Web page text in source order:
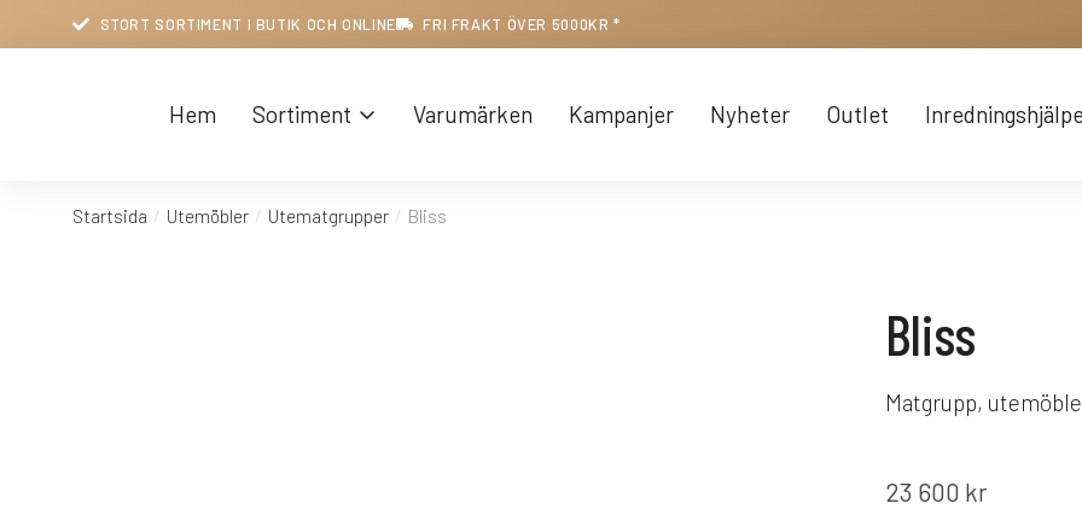
STORT SORTIMENT I BUTIK OCH ONLINE FRI FRAKT ÖVER 5000KR *
Hem Sortiment Varumärken Kampanjer Nyheter Outlet
Du är här:
Startsida Utemöbler Utematgrupper Bliss
Bliss
Matgrupp,
23 600 kr